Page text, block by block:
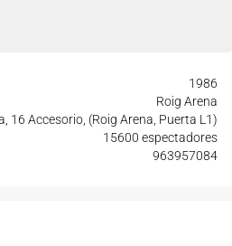
1986
Roig Arena
16 Accesorio, (Roig Arena, Puerta L1)
15600 espectadores
963957084